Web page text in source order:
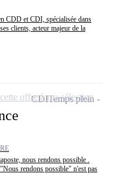
CDD et CDI, spécialisée dans
clients, acteur majeur de la
nous rendons possible .
rendons possible" n'est pas
CDITemps plein
offre à ma sélection